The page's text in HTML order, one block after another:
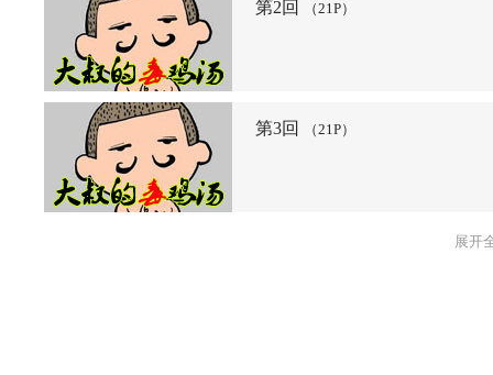
第2回 （21P）
第3回 （21P）
展开